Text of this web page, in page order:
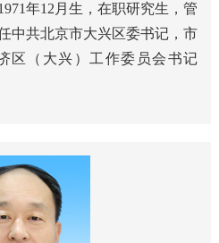
年12月生，在职研究生，管
中共北京市大兴区委书记，市
区（大兴）工作委员会书记